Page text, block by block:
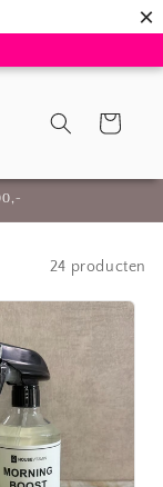
×
Winkelwagen
24 producten